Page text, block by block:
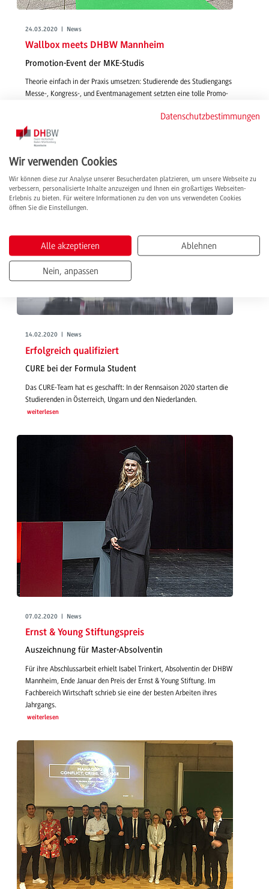
24.03.2020 | News
Wallbox meets DHBW Mannheim
Promotion-Event der MKE-Studis
Theorie einfach in der Praxis umsetzen: Studierende des Studiengangs
Messe-, Kongress-, und Eventmanagement setzten eine tolle Promo-
weiterlesen
14.02.2020 | News
Erfolgreich qualifiziert
CURE bei der Formula Student
Das CURE-Team hat es geschafft: In der Rennsaison 2020 starten die
Studierenden in Österreich, Ungarn und den Niederlanden.
weiterlesen
07.02.2020 | News
Ernst & Young Stiftungspreis
Auszeichnung für Master-Absolventin
Für ihre Abschlussarbeit erhielt Isabel Trinkert, Absolventin der DHBW
Mannheim, Ende Januar den Preis der Ernst & Young Stiftung. Im
Fachbereich Wirtschaft schrieb sie eine der besten Arbeiten ihres
Jahrgangs.
weiterlesen
Datenschutzbestimmungen
Wir verwenden Cookies
Wir können diese zur Analyse unserer Besucherdaten platzieren, um unsere Webseite zu
verbessern, personalisierte Inhalte anzuzeigen und Ihnen ein großartiges Webseiten-
Erlebnis zu bieten. Für weitere Informationen zu den von uns verwendeten Cookies
öffnen Sie die Einstellungen.
Alle akzeptieren Ablehnen
Nein, anpassen